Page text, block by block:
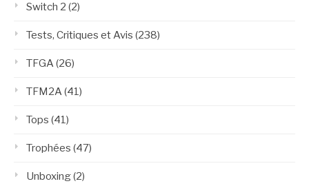
Switch 2 (2)
Tests, Critiques et Avis (238)
TFGA(26)
TFM2A(41)
Tops (41)
Trophées (47)
Unboxing(2)